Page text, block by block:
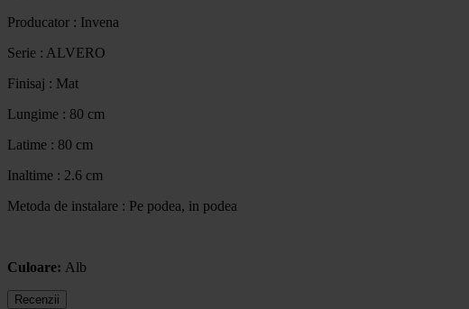
Producator : Invena
Serie : ALVERO
Finisaj : Mat
Lungime : 80 cm
Latime : 80 cm
Inaltime : 2.6 cm
Metoda de instalare : Pe podea, in podea
Culoare: Alb
Recenzii